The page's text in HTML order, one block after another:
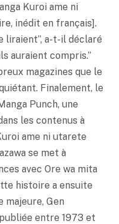
Kuroi ame ni
inédit en français].
liraient”, a-t-il déclaré
auraient compris.”
magazines que le
Finalement, le
Punch, une
les contenus à
ame ni utarete
se met à
avec Ore wa mita
histoire a ensuite
majeure, Gen
entre 1973 et